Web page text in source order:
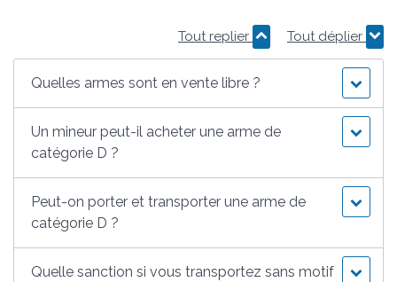
Tout replier Tout déplier
Quelles armes sont en vente libre ?
Un mineur peut-il acheter une arme de
catégorie D ?
Peut-on porter et transporter une arme de
catégorie D ?
Quelle sanction si vous transportez sans motif